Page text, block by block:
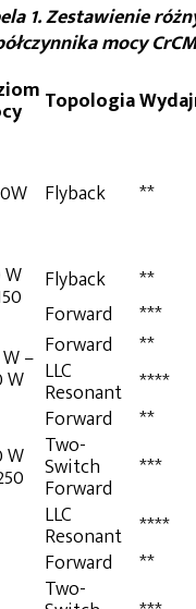
1. Zestawienie
mocy
Topologia
Flyback **
Flyback **
Forward
***
–
W
Forward **
LLC
Resonant ****
W
Forward **
Two-
Switch
Forward
***
LLC
Resonant ****
Forward **
Two-